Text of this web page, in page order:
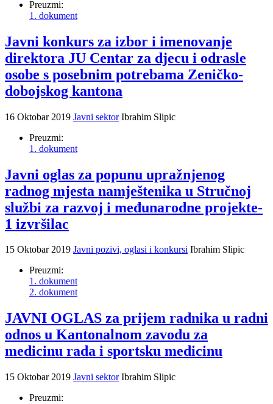
Preuzmi:
1. dokument
Javni konkurs za izbor i imenovanje
direktora JU Centar za djecu i odrasle
osobe s posebnim potrebama Zeničko-
dobojskog kantona
16 Oktobar 2019 Javni sektor Ibrahim Slipic
Preuzmi:
1. dokument
Javni oglas za popunu upražnjenog
radnog mjesta namještenika u Stručnoj
službi za razvoj i međunarodne projekte-
1 izvršilac
15 Oktobar 2019 Javni pozivi, oglasi i konkursi Ibrahim Slipic
Preuzmi:
1. dokument
2. dokument
JAVNI OGLAS za prijem radnika u radni
odnos u Kantonalnom zavodu za
medicinu rada i sportsku medicinu
15 Oktobar 2019 Javni sektor Ibrahim Slipic
Preuzmi: